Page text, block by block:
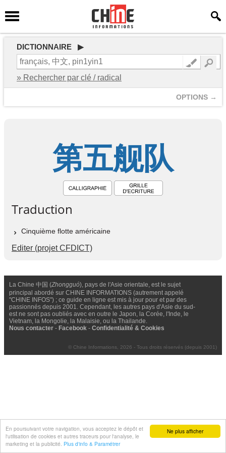
Ne plus afficher
En poursuivant votre navigation, vous acceptez le dépôt et
l'utilisation de cookies et autres traceurs pour l'analyse, le
marketing et la publicité. Plus d'info & Paramétrer
DICTIONNAIRE ▶
» Rechercher par clé / radical
OPTIONS →
第五舰队
Traduction
Cinquième flotte américaine
Editer (projet CFDICT)
La Chine 中国 (Zhongguó), pays de l'Asie orientale, est le sujet
principal abordé sur CHINE INFORMATIONS (autrement appelé
"CHINE INFOS") ; ce guide en ligne est mis à jour pour et par des
passionnés depuis 2001. Cependant, les autres pays d'Asie du sud-
est ne sont pas oubliés avec en outre le Japon, la Corée, l'Inde, le
Vietnam, la Mongolie, la Malaisie, ou la Thailande.
Nous contacter - Facebook - Confidentialité & Cookies
© Chine Informations, 2026 - Tous droits réservés (depuis 2001)